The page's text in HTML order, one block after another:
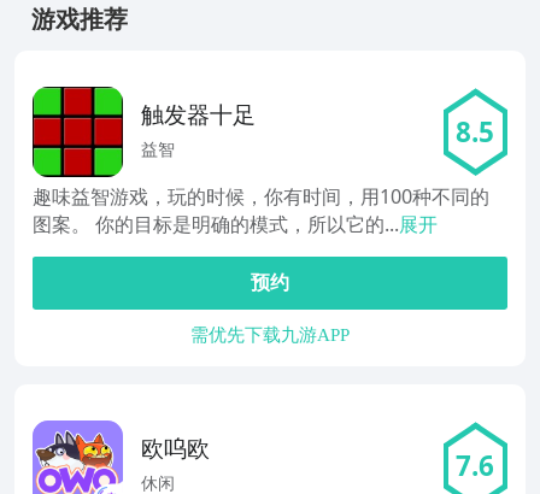
游戏推荐
触发器十足
益智 8.5
趣味益智游戏，玩的时候，你有时间，用100种不同的
图案。 你的目标是明确的模式，所以它的...展开
预约
需优先下载九游APP
欧呜欧
休闲 7.6